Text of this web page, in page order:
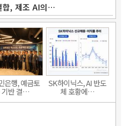
Band
합, 제조 AI의…
은행, 예금토
기반 결…
SK하이닉스, AI 반도
체 호황에…